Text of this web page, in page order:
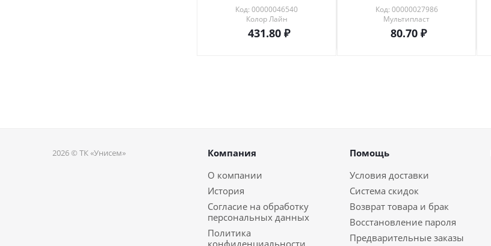
Код: 00000046540
Колор Лайн
431.80
Код: 00000027986
Мультипласт
80.70
2026 © ТК «Унисем»
Компания
О компании
История
Согласие на обработку
персональных данных
Политика
конфиденциальности
Помощь
Условия доставки
Система скидок
Возврат товара и брак
Восстановление пароля
Предварительные заказы